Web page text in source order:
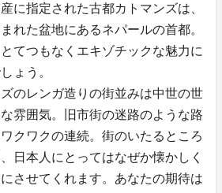
に指定された古都カトマンズは、
れた盆地にあるネパールの首都。
てつもなくエキゾチックな魅力に
ょう。
のレンガ造りの街並みは中世の世
雰囲気。旧市街の迷路のような路
クワクの連続。街のいたるところ
日本人にとってはなぜか懐かしく
させてくれます。あなたの期待は